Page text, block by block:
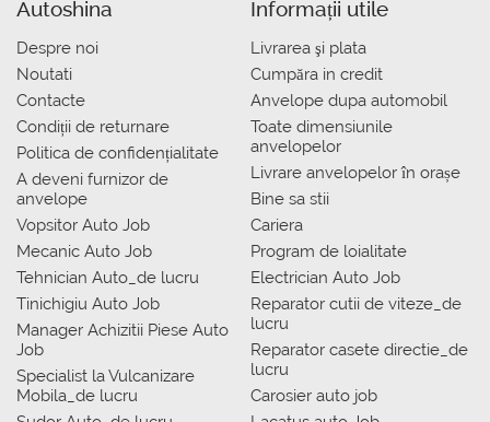
Autoshina
Despre noi
Noutati
Contacte
Condiții de returnare
Politica de confidențialitate
A deveni furnizor de
anvelope
Vopsitor Auto Job
Mecanic Auto Job
Tehnician Auto_de lucru
Tinichigiu Auto Job
Manager Achizitii Piese Auto
Job
Specialist la Vulcanizare
Mobila_de lucru
Informații utile
Livrarea şi plata
Сumpăra in credit
Anvelope dupa automobil
Toate dimensiunile
anvelopelor
Livrare anvelopelor în orașe
Bine sa stii
Cariera
Program de loialitate
Electrician Auto Job
Reparator cutii de viteze_de
lucru
Reparator casete directie_de
lucru
Carosier auto job